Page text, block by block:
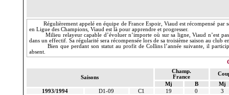
Régulièrement appelé en équipe de France Espoir, Viaud est récompensé
en Ligue des Champions, Viaud est là pour apprendre et progresser.
Milieu relayeur capable d’évoluer n’importe où sur sa ligne, Viaud n’est
dans un effectif. Sa régularité sera récompensée lors de sa troisième saison au club
Bien que perdant son statut au profit de Collins l’année suivante, il
absent.
Saisons
Champ.
France
Mj
B
Mj
1993/1994
D1-09 C1 19 0
3